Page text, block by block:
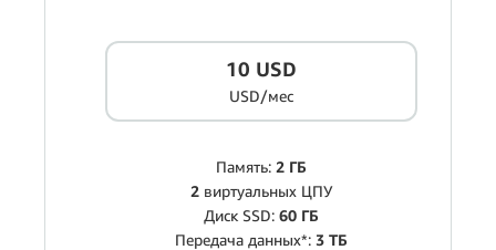
10 USD
USD/мес
Память: 2 ГБ
2 виртуальных ЦПУ
Диск SSD: 60 ГБ
Передача данных*: 3 ТБ